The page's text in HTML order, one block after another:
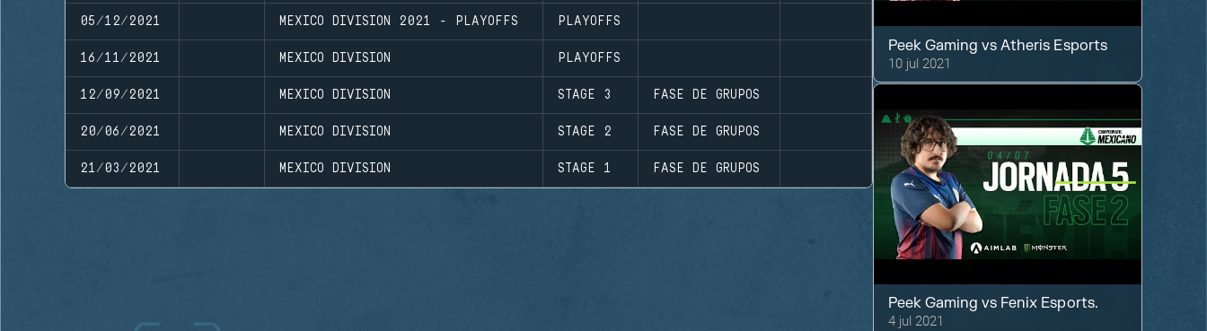
05/12/2021 MEXICO DIVISION 2021 - PLAYOFFS PLAYOFFS
16/11/2021 MEXICO DIVISION PLAYOFFS
12/09/2021 MEXICO DIVISION STAGE 3 FASE DE GRUPOS
20/06/2021 MEXICO DIVISION STAGE 2 FASE DE GRUPOS
21/03/2021 MEXICO DIVISION STAGE 1 FASE DE GRUPOS
Peek Gaming vsAtheris Esports
10 jul 2021
Peek Gaming vs Fenix Esports.
4 jul 2021